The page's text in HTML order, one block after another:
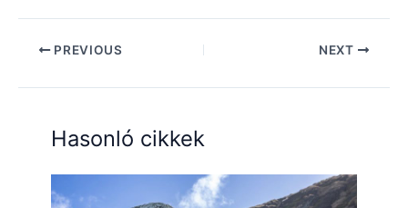
PREVIOUS NEXT
Hasonló cikkek